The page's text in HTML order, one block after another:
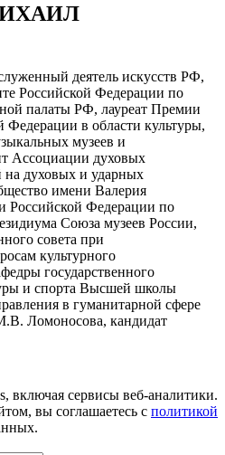
деятель искусств РФ,
Российской Федерации по
палаты РФ, лауреат Премии
Федерации в области культуры,
музеев и
Ассоциации духовых
на духовых и ударных
имени Валерия
Российской Федерации по
Союза музеев России,
совета при
культурного
государственного
и спорта Высшей школы
в гуманитарной сфере
Ломоносова, кандидат
включая сервисы веб-аналитики.
вы соглашаетесь с политикой